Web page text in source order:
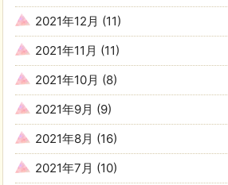
2021年12月 (11)
2021年11月 (11)
2021年10月 (8)
2021年9月 (9)
2021年8月 (16)
2021年7月 (10)